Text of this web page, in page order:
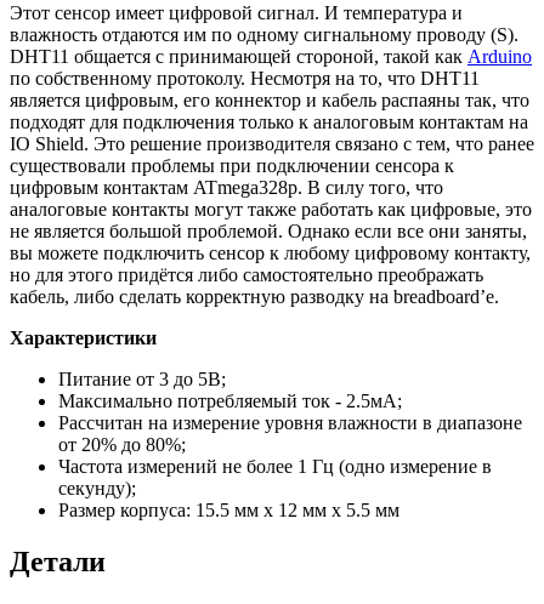
Этот сенсор имеет цифровой сигнал. И температура и
влажность отдаются им по одному сигнальному проводу (S).
DHT11 общается с принимающей стороной, такой как Arduino
по собственному протоколу. Несмотря на то, что DHT11
является цифровым, его коннектор и кабель распаяны так, что
подходят для подключения только к аналоговым контактам на
IO Shield. Это решение производителя связано с тем, что ранее
существовали проблемы при подключении сенсора к
цифровым контактам ATmega328p. В силу того, что
аналоговые контакты могут также работать как цифровые, это
не является большой проблемой. Однако если все они заняты,
вы можете подключить сенсор к любому цифровому контакту,
но для этого придётся либо самостоятельно преображать
кабель, либо сделать корректную разводку на breadboard’е.
Характеристики
Питание от 3 до 5В;
Максимально потребляемый ток - 2.5мА;
Рассчитан на измерение уровня влажности в диапазоне
от 20% до 80%;
Частота измерений не более 1 Гц (одно измерение в
секунду);
Размер корпуса: 15.5 мм x 12 мм x 5.5 мм
Детали